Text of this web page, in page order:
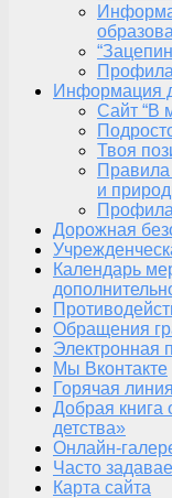
Информация
Сайт “В
Твоя
Правила
и
Дорожная
Календарь
Обращения
Электронная
Мы Вконтакте
Горячая
Добрая книга
детства»
Онлайн-
Часто
Карта сайта